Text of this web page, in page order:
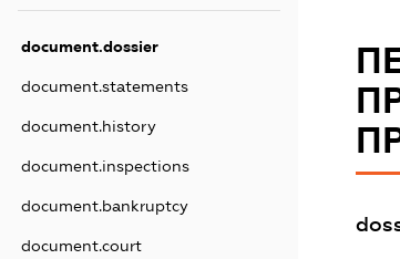
document.dossier
document.statements
document.history
document.inspections
document.bankruptcy
document.court